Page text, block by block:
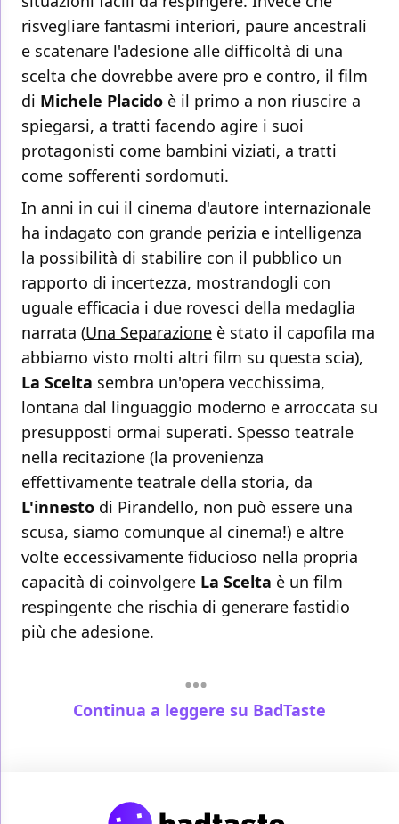
risvegliare fantasmi interiori, paure ancestrali
e scatenare l'adesione alle difficoltà di una
scelta che dovrebbe avere pro e contro, il film
di Michele Placido è il primo a non riuscire a
spiegarsi, a tratti facendo agire i suoi
protagonisti come bambini viziati, a tratti
come sofferenti sordomuti.
In anni in cui il cinema d'autore internazionale
ha indagato con grande perizia e intelligenza
la possibilità di stabilire con il pubblico un
rapporto di incertezza, mostrandogli con
uguale efficacia i due rovesci della medaglia
narrata (Una Separazione è stato il capofila ma
abbiamo visto molti altri film su questa scia),
La Scelta sembra un'opera vecchissima,
lontana dal linguaggio moderno e arroccata su
presupposti ormai superati. Spesso teatrale
nella recitazione (la provenienza
effettivamente teatrale della storia, da
L'innesto di Pirandello, non può essere una
scusa, siamo comunque al cinema!) e altre
volte eccessivamente fiducioso nella propria
capacità di coinvolgere La Scelta è un film
respingente che rischia di generare fastidio
più che adesione.
Continua a leggere su BadTaste